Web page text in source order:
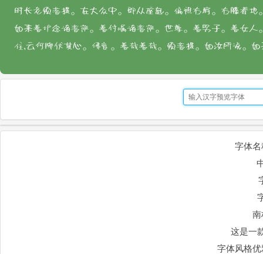
字体
南
这是一
字体风格